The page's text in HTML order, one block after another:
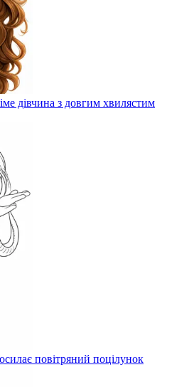
дівчина з довгим хвилястим
повітряний поцілунок